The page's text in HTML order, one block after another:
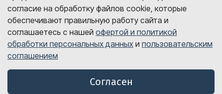
sales@detalink.ru
8 800 700-06-67
© Все права защищены, 2026 год
Оферта и политика обработки персональных данных
согласие на обработку файлов cookie, которые
обеспечивают правильную работу сайта и
соглашаетесь с нашей офертой и политикой
обработки персональных данных и пользовательским
соглашением
Согласен